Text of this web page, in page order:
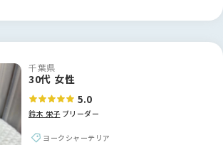
という大きな安心感に繋がりました。正
の犬舎を訪ねるのは少し勇気がいります
な信頼できる方に出会えて本当によかった
子の「犬質の良さ」は、やはりこの道40年
こそだと実感しました！
千葉県
30代 女性
5.0
鈴木 栄子 ブリーダー
ヨークシャーテリア